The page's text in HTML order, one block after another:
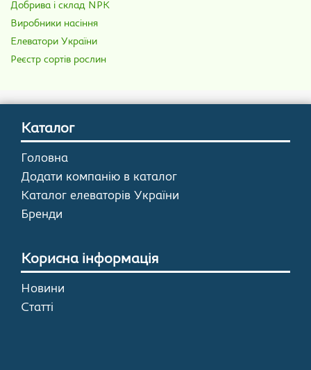
Добрива і склад NPK
Виробники насіння
Елеватори України
Реєстр сортів рослин
Каталог
Головна
Додати компанію в каталог
Каталог елеваторів України
Бренди
Корисна інформація
Новини
Статті